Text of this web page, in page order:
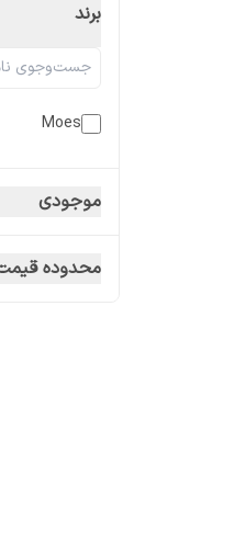
برند
Moes
موجودی
محدوده